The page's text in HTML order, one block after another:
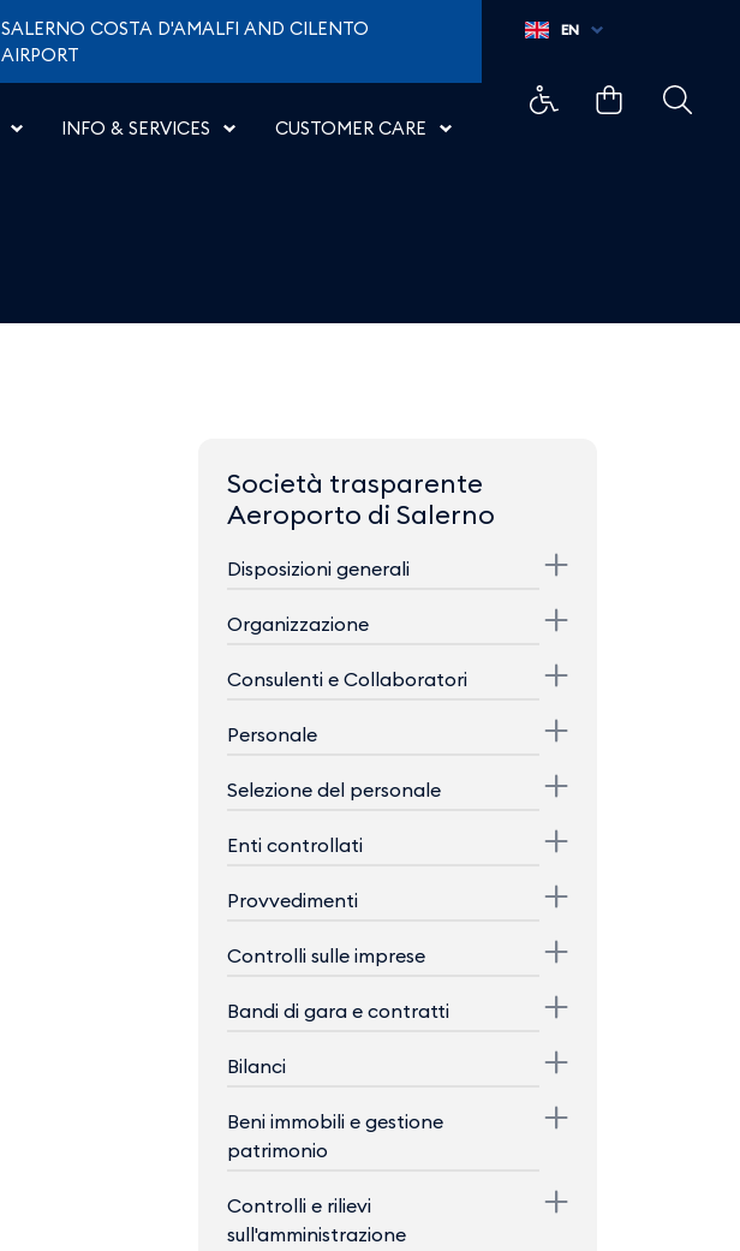
SALERNO COSTA D'AMALFI AND CILENTO
AIRPORT
INFO & SERVICES CUSTOMER CARE
EN
Società trasparente
Aeroporto di Salerno
Disposizioni generali
Organizzazione
Consulenti e Collaboratori
Personale
Selezione del personale
Enti controllati
Provvedimenti
Controlli sulle imprese
Bandi di gara e contratti
Bilanci
Beni immobili e gestione
patrimonio
Controlli e rilievi
sull'amministrazione